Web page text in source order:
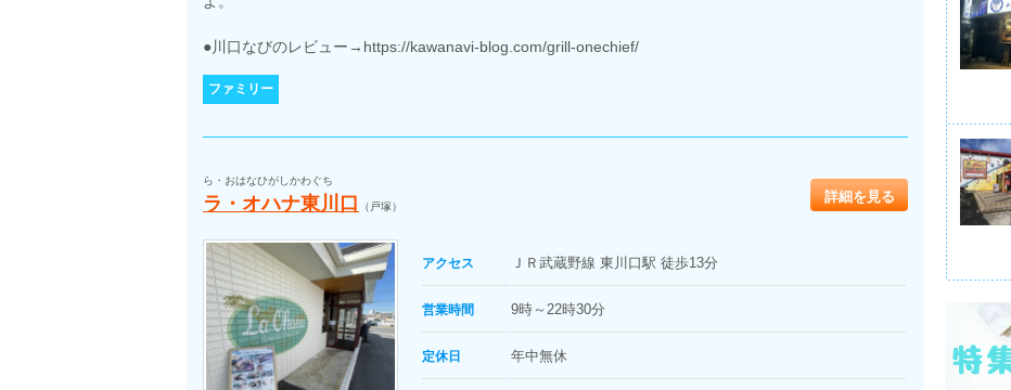
●川口なびのレビュー→https://kawanavi-blog.com/grill-onechief/
ファミリー
ら・おはなひがしかわぐち
ラ・オハナ東川口 （戸塚）
詳細を見る
アクセス ＪＲ武蔵野線 東川口駅 徒歩13分
営業時間 9時～22時30分
定休日 年中無休